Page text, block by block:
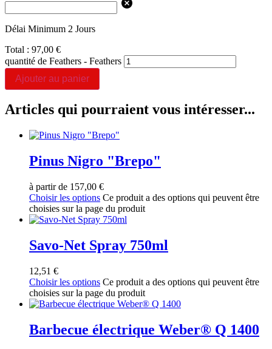
Délai Minimum 2 Jours
Total : 97,00 €
quantité de Feathers - Feathers
Ajouter au panier
Articles qui pourraient vous intéresser...
Pinus Nigro "Brepo"
à partir de 157,00 €
Choisir les options Ce produit a des options qui peuvent être
choisies sur la page du produit
Savo-Net Spray 750ml
12,51 €
Choisir les options Ce produit a des options qui peuvent être
choisies sur la page du produit
Barbecue électrique Weber® Q 1400